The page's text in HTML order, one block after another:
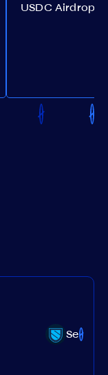
USDC Airdrop